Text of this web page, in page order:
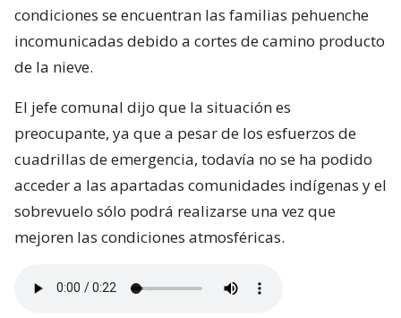
condiciones se encuentran las familias pehuenche
incomunicadas debido a cortes de camino producto
de la nieve.
El jefe comunal dijo que la situación es
preocupante, ya que a pesar de los esfuerzos de
cuadrillas de emergencia, todavía no se ha podido
acceder a las apartadas comunidades indígenas y el
sobrevuelo sólo podrá realizarse una vez que
mejoren las condiciones atmosféricas.